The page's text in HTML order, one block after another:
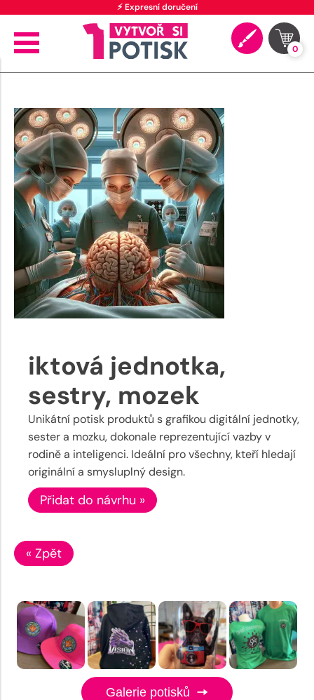
⚡ Expresní doručení
0
iktová jednotka,
sestry, mozek
Unikátní potisk produktů s grafikou digitální jednotky,
sester a mozku, dokonale reprezentující vazby v
rodině a inteligenci. Ideální pro všechny, kteří hledají
originální a smysluplný design.
Přidat do návrhu »
« Zpět
Galerie potisků